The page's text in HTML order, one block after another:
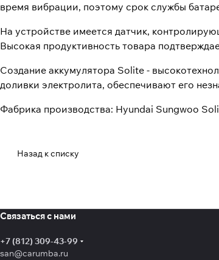
время вибрации, поэтому срок службы
На устройстве имеется датчик,
Высокая продуктивность товара
Создание аккумулятора Solite -
доливки электролита, обеспечивают его
Фабрика производства: Hyundai Sungwoo
Назад к списку
Связаться с нами
+7 (812) 309-43-99
san@carumba.ru